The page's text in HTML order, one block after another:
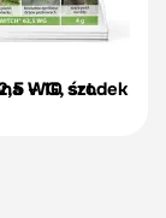
– 10 szt.
WG, środek